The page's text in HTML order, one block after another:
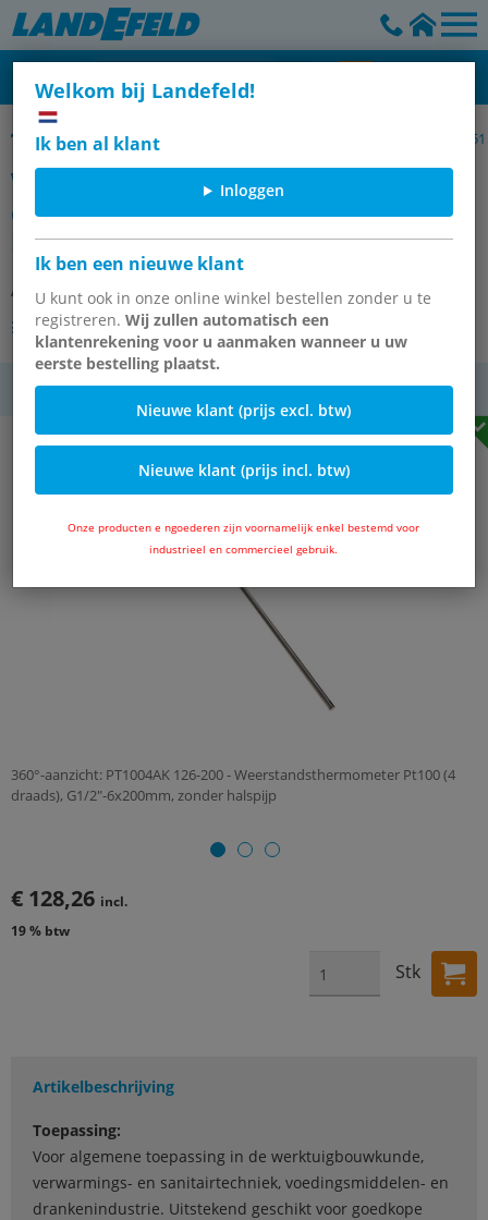
Welkom bij Landefeld!
Ik ben al klant
Inloggen
Ik ben een nieuwe klant
U kunt ook in onze online winkel bestellen zonder u te
registreren.Wij zullen automatisch een
klantenrekening voor u aanmaken wanneer u uw
eerste bestelling plaatst.
Nieuwe klant (prijs excl. btw)
Nieuwe klant (prijs incl. btw)
Onze producten e ngoederen zijn voornamelijk enkel bestemd voor
industrieel en commercieel gebruik.
Weerstandsthermometer met kleine aansluitkop, DIN EN IEC 60751
Weerstandsthermometer Pt100 (4
draads), G1/2"-6x200mm, zonder
halspijp
Artikelnummer: PT1004AK 126-200
Andere varianten van het artikel
btw
360°-aanzicht: PT1004AK 126-200 - Weerstandsthermometer Pt100 (4
draads), G1/2"-6x200mm, zonder halspijp
€ 128,26 incl.
19 % btw
Stk
Artikelbeschrijving
Toepassing:
Voor algemene toepassing in de werktuigbouwkunde,
verwarmings- en sanitairtechniek, voedingsmiddelen- en
drankenindustrie. Uitstekend geschikt voor goedkope